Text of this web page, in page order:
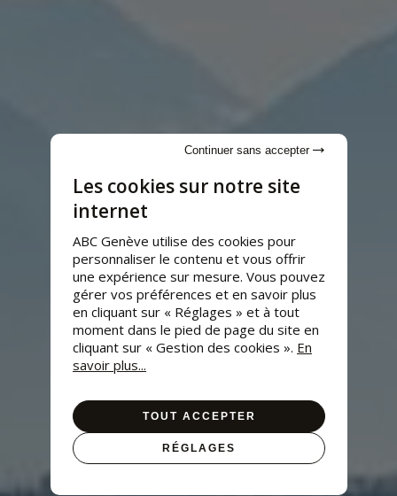
Les cookies sur notre site
internet
ABC Genève utilise des cookies pour
personnaliser le contenu et vous offrir
une expérience sur mesure. Vous pouvez
gérer vos préférences et en savoir plus
en cliquant sur « Réglages » et à tout
moment dans le pied de page du site en
cliquant sur « Gestion des cookies ». En
savoir plus...
TOUT ACCEPTER
RÉGLAGES
Continuer sans accepter